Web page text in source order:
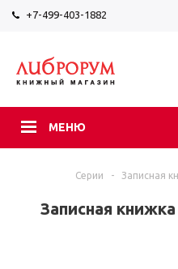
+7-499-403-1882
МЕНЮ
Серии - Записная
Записная